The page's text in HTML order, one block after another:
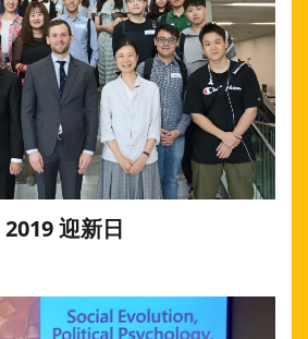
2019 迎新日